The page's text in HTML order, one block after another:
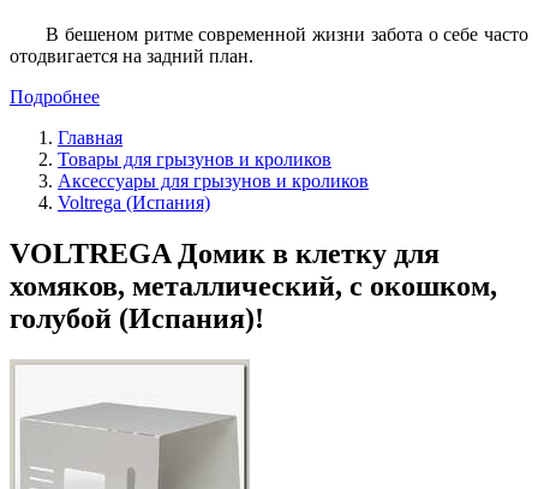
В бешеном ритме современной жизни забота о себе часто
отодвигается на задний план.
Подробнее
Главная
Товары для грызунов и кроликов
Аксессуары для грызунов и кроликов
Voltrega (Испания)
VOLTREGA Домик в клетку для
хомяков, металлический, с окошком,
голубой (Испания)!